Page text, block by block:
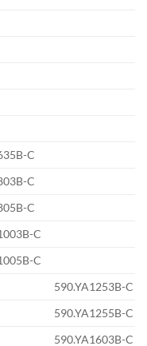
C
C
C
C
C
590.YA1253B-C
590.YA1255B-C
590.YA1603B-C